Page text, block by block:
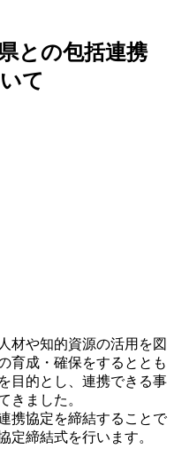
との包括連携
て
材や知的資源の活用を図
育成・確保をするととも
目的とし、連携できる事
きました。
携協定を締結することで
定締結式を行います。